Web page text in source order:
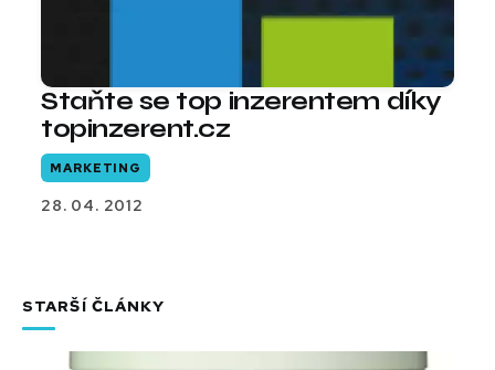
Staňte se top inzerentem díky
topinzerent.cz
MARKETING
28. 04. 2012
STARŠÍ ČLÁNKY